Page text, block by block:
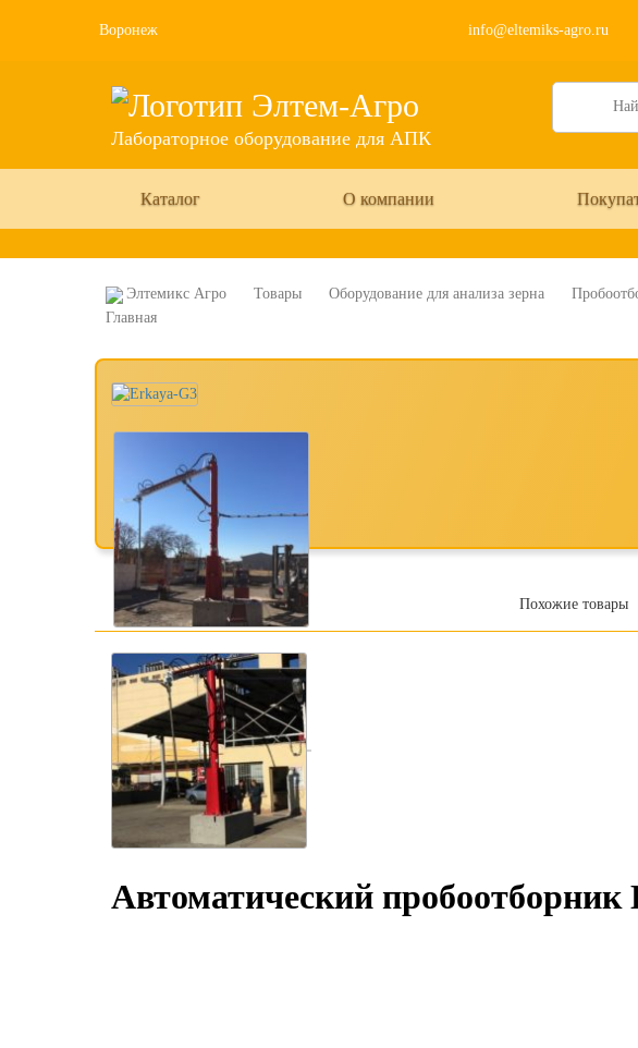
Воронеж info@eltemiks-agro.ru
Лабораторное оборудование для АПК
Search
Каталог О компании
Элтемикс Агро Товары Оборудование для анализа зерна
Автоматический пробоотборник
Похожие товары